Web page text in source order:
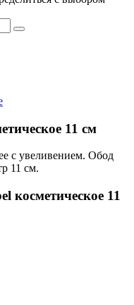
11 см
с увеливением. Обод
11 см.
косметическое 11